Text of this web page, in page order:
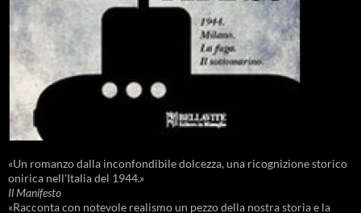
«Un romanzo dalla inconfondibile dolcezza, una ricognizione storico
onirica nell'Italia del 1944.»
Il Manifesto
«Racconta con notevole realismo un pezzo della nostra storia e la